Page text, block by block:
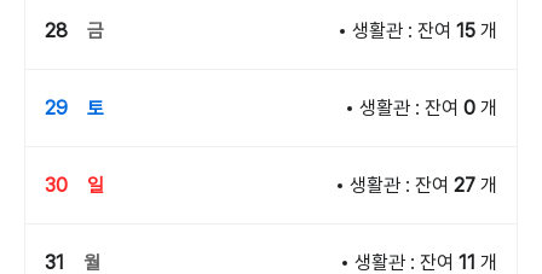
28 금 생활관 : 잔여 15 개
29 토 생활관 : 잔여 0 개
30 일 생활관 : 잔여 27 개
31 월 생활관 : 잔여 11 개